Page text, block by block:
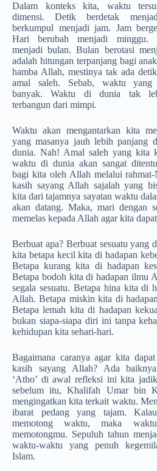
Dalam konteks kita, waktu
dimensi. Detik berdetak
berkumpul menjadi jam. Jam
Hari berubah menjadi minggu.
menjadi bulan. Bulan berotasi
adalah hitungan terpanjang bagi
hamba Allah, mestinya tak ada
amal saleh. Sebab, waktu yang
banyak. Waktu di dunia tak
terbangun dari mimpi.
Waktu akan mengantarkan kita
yang masanya jauh lebih panjang
dunia. Nah! Amal saleh yang kita
waktu di dunia akan sangat
bagi kita oleh Allah melalui rahmat-
kasih sayang Allah sajalah yang
kita dari tajamnya sayatan waktu
akan datang. Maka, mari dengan
memelas kepada Allah agar kita
Berbuat apa? Berbuat sesuatu yang
kita betapa kecil kita di hadapan
Betapa kurang kita di hadapan
Betapa bodoh kita di hadapan ilmu
segala sesuatu. Betapa hina kita di
Allah. Betapa miskin kita di
Betapa lemah kita di hadapan
bukan siapa-siapa diri ini tanpa
kehidupan kita sehari-hari.
Bagaimana caranya agar kita
kasih sayang Allah? Ada
‘Atho’ di awal refleksi ini kita
sebelum itu, Khalifah Umar bin
mengingatkan kita terkait waktu.
ibarat pedang yang tajam.
memotong waktu, maka
memotongmu. Sepuluh tahun
waktu-waktu yang penuh
Islam.